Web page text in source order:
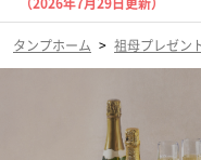
タンプホーム > 祖母プレゼン